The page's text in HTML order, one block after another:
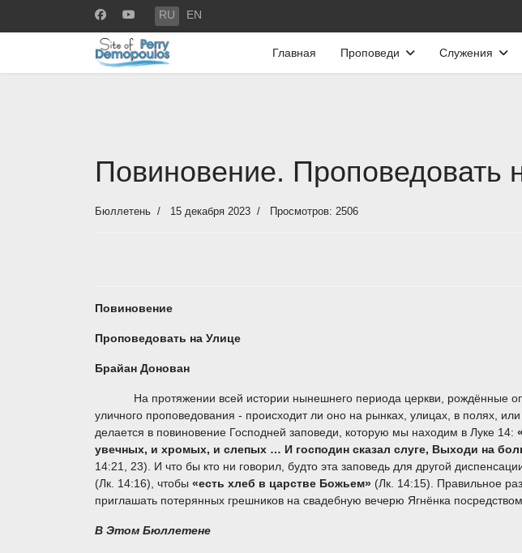
Выберите язык
RU EN
Главная Проповеди Служения
Повиновение. Проповедовать
Бюллетень 15 декабря 2023 Просмотров: 2506
Повиновение
Проповедовать на Улице
Брайан Донован
На протяжении всей истории нынешнего периода церкви, рождённые
уличного проповедования - происходит ли оно на рынках, улицах, в полях,
делается в повиновение Господней заповеди, которую мы находим в Луке 14:
увечных, и хромых, и слепых … И господин сказал слуге, Выходи на
14:21, 23). И что бы кто ни говорил, будто эта заповедь для другой
(Лк. 14:16), чтобы «есть хлеб в царстве Божьем» (Лк. 14:15). Правильное
приглашать потерянных грешников на свадебную вечерю Ягнёнка
В Этом Бюллетене